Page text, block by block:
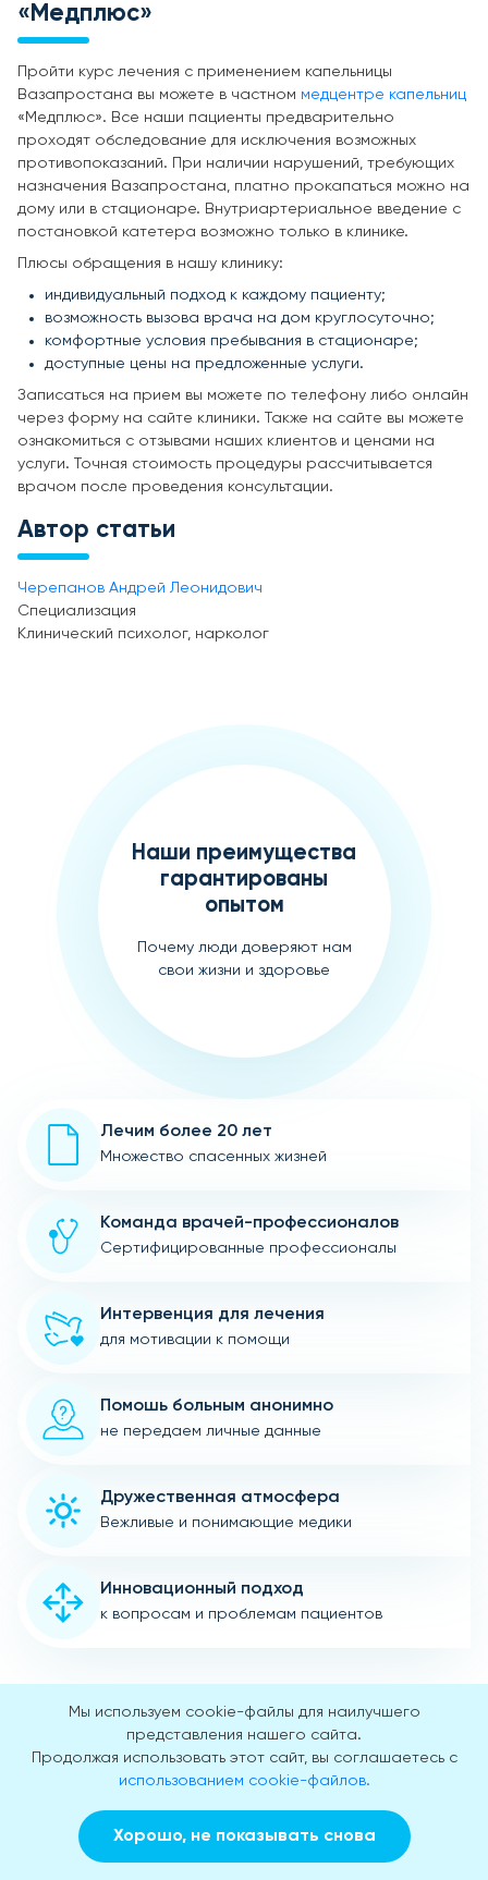
«Медплюс»
Пройти курс лечения с применением капельницы
Вазапростана вы можете в частном медцентре капельниц
«Медплюс». Все наши пациенты предварительно
проходят обследование для исключения возможных
противопоказаний. При наличии нарушений, требующих
назначения Вазапростана, платно прокапаться можно на
дому или в стационаре. Внутриартериальное введение с
постановкой катетера возможно только в клинике.
Плюсы обращения в нашу клинику:
индивидуальный подход к каждому пациенту;
возможность вызова врача на дом круглосуточно;
комфортные условия пребывания в стационаре;
доступные цены на предложенные услуги.
Записаться на прием вы можете по телефону либо онлайн
через форму на сайте клиники. Также на сайте вы можете
ознакомиться с отзывами наших клиентов и ценами на
услуги. Точная стоимость процедуры рассчитывается
врачом после проведения консультации.
Автор статьи
Черепанов Андрей Леонидович
Специализация
Клинический психолог, нарколог
Наши преимущества
гарантированы
опытом
Почему люди доверяют нам
свои жизни и здоровье
Лечим более 20 лет
Множество спасенных жизней
Команда врачей-профессионалов
Сертифицированные профессионалы
Интервенция для лечения
для мотивации к помощи
Помошь больным анонимно
не передаем личные данные
Дружественная атмосфера
Вежливые и понимающие медики
Инновационный подход
к вопросам и проблемам пациентов
Наши врачи
квалифицированную помощь в любое время суток, без
выходных и праздничных дней.
Мы используем cookie-файлы для наилучшего
представления нашего сайта.
Продолжая использовать этот сайт, вы соглашаетесь с
использованием cookie-файлов.
Хорошо, не показывать снова
Заказать звонок Вызвать врача на дом